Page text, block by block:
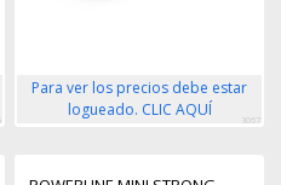
Para ver los precios debe estar
logueado. CLIC AQUÍ
3067